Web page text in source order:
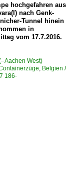
hochgefahren aus
nach Genk-
Tunnel hinein
in
vom 17.7.2016.
West)
Belgien /
186·